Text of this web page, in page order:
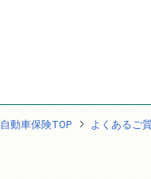
自動車保険TOP よくあるご